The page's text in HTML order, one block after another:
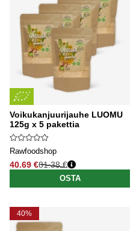
Voikukanjuurijauhe LUOMU
125g x 5 pakettia
Rawfoodshop
40.69 €
Normaali hinta
81.38 €
OSTA
40%